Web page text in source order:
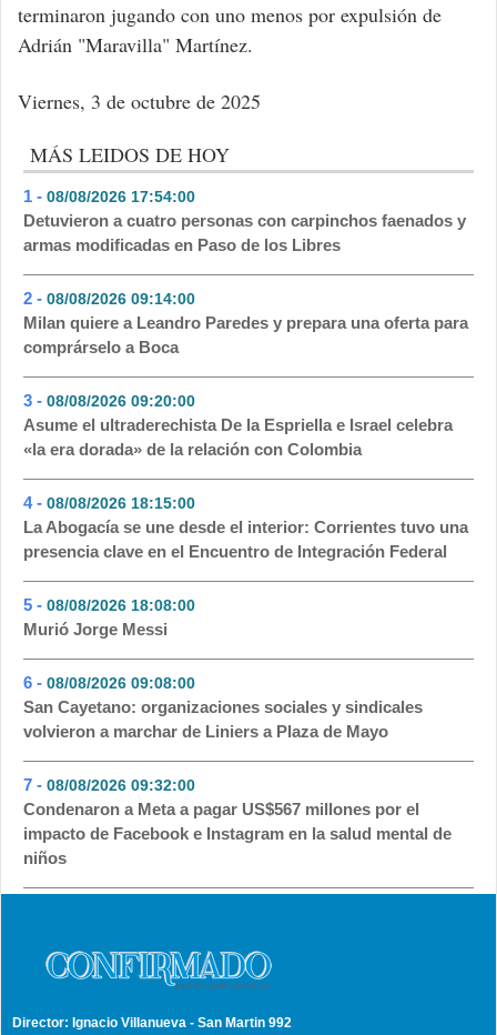
terminaron jugando con uno menos por expulsión de
Adrián "Maravilla" Martínez.
Viernes, 3 de octubre de 2025
MÁS LEIDOS DE HOY
1 - 08/08/2026 17:54:00
Detuvieron a cuatro personas con carpinchos faenados y
armas modificadas en Paso de los Libres
2 - 08/08/2026 09:14:00
Milan quiere a Leandro Paredes y prepara una oferta para
comprárselo a Boca
3 - 08/08/2026 09:20:00
Asume el ultraderechista De la Espriella e Israel celebra
«la era dorada» de la relación con Colombia
4 - 08/08/2026 18:15:00
La Abogacía se une desde el interior: Corrientes tuvo una
presencia clave en el Encuentro de Integración Federal
5 - 08/08/2026 18:08:00
Murió Jorge Messi
6 - 08/08/2026 09:08:00
San Cayetano: organizaciones sociales y sindicales
volvieron a marchar de Liniers a Plaza de Mayo
7 - 08/08/2026 09:32:00
Condenaron a Meta a pagar US$567 millones por el
impacto de Facebook e Instagram en la salud mental de
niños
Director: Ignacio Villanueva - San Martin 992